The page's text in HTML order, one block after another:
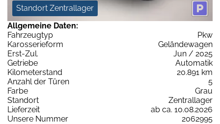
Standort Zentrallager
Allgemeine Daten:
Fahrzeugtyp
Pkw
Karosserieform
Geländewagen
Erst-Zul.
Jun / 2025
Getriebe
Automatik
Kilometerstand
20.891 km
Anzahl der Türen
5
Farbe
Grau
Standort
Zentrallager
Lieferzeit
ab ca. 10.08.2026
Unsere Nummer
2062995